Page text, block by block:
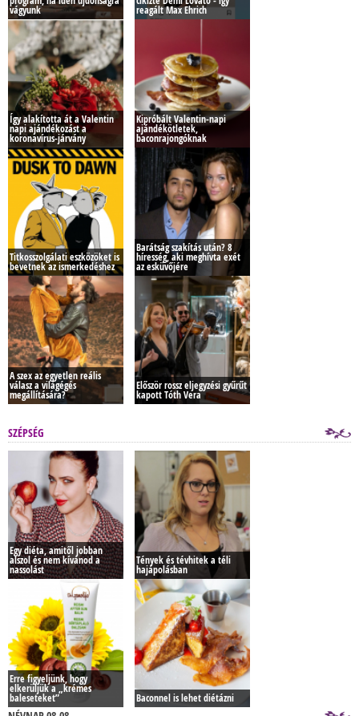
vágyunk reagált Max Ehrich
Így alakította át a Valentin
napi ajándékozást a
koronavírus-járvány
Kipróbált Valentin-napi
ajándékötletek,
baconrajongóknak
Titkosszolgálati eszközöket is
bevetnek az ismerkedéshez
Barátság szakítás után? 8
híresség, aki meghívta exét
az esküvőjére
A szex az egyetlen reális
válasz a világégés
megállítására?
Először rossz eljegyzési gyűrűt
kapott Tóth Vera
SZÉPSÉG
Egy diéta, amitől jobban
alszol és nem kívánod a
nassolást
Tények és tévhitek a téli
hajápolásban
Erre figyeljünk, hogy
elkerüljük a „krémes
baleseteket” Baconnel is lehet diétázni